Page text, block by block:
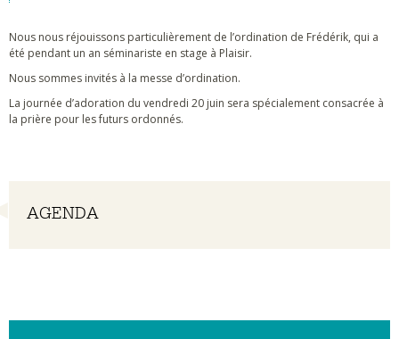
Navigation
AGENDA
Nous nous réjouissons particulièrement de l’ordination de Frédérik, qui a
été pendant un an séminariste en stage à Plaisir.
Nous sommes invités à la messe d’ordination.
La journée d’adoration du vendredi 20 juin sera spécialement consacrée à
la prière pour les futurs ordonnés.